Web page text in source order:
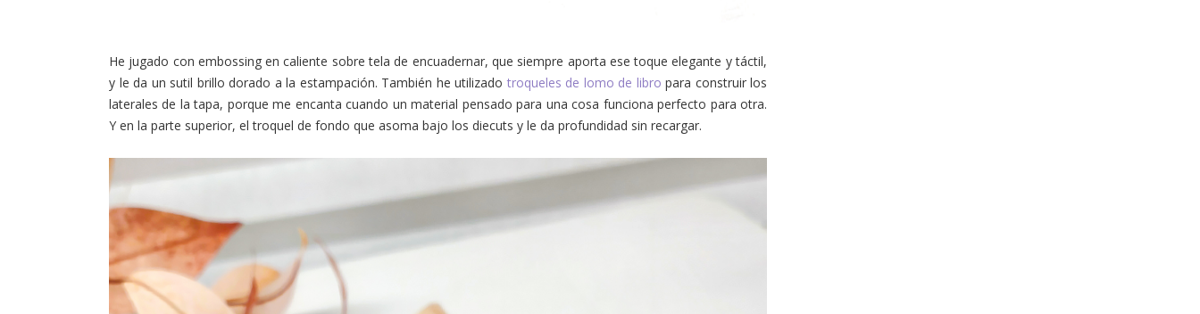
He jugado con embossing en caliente sobre tela de encuadernar, que siempre aporta ese toque elegante y táctil,
y le da un sutil brillo dorado a la estampación. También he utilizado troqueles de lomo de libro para construir los
laterales de la tapa, porque me encanta cuando un material pensado para una cosa funciona perfecto para otra.
Y en la parte superior, el troquel de fondo que asoma bajo los diecuts y le da profundidad sin recargar.